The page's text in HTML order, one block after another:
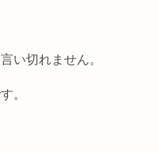
い切れません。
。